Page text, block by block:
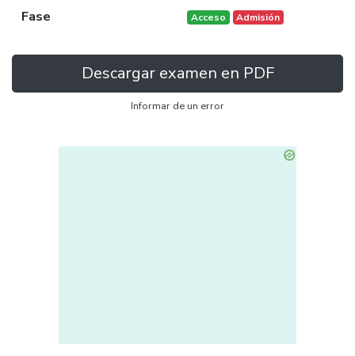
Fase Acceso Admisión
Descargar examen en PDF
Informar de un error